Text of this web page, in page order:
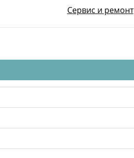
Сервис и ремонт